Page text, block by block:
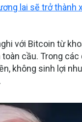
lai sẽ trở thành
với Bitcoin từ
cầu. Trong
không sinh lợi